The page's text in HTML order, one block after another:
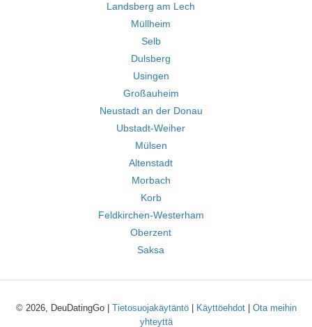
Landsberg am Lech
Müllheim
Selb
Dulsberg
Usingen
Großauheim
Neustadt an der Donau
Ubstadt-Weiher
Mülsen
Altenstadt
Morbach
Korb
Feldkirchen-Westerham
Oberzent
Saksa
© 2026, DeuDatingGo | Tietosuojakäytäntö| Käyttöehdot| Ota meihin
yhteyttä